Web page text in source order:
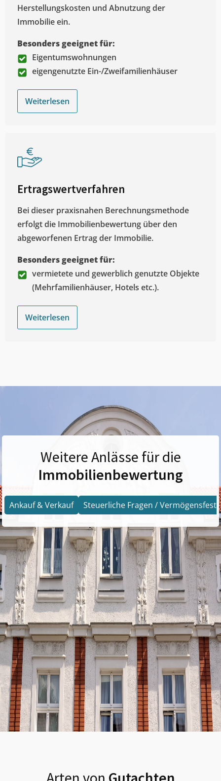
Herstellungskosten und Abnutzung der
Immobilie ein.
Besonders geeignet für:
Eigentumswohnungen
eigengenutzte Ein-/Zweifamilienhäuser
Weiterlesen
Ertragswertverfahren
Bei dieser praxisnahen Berechnungsmethode
erfolgt die Immobilienbewertung über den
abgeworfenen Ertrag der Immobilie.
Besonders geeignet für:
vermietete und gewerblich genutzte Objekte
(Mehrfamilienhäuser, Hotels etc.).
Weiterlesen
Weitere Anlässe für die
Immobilienbewertung
Ankauf & Verkauf Steuerliche Fragen /